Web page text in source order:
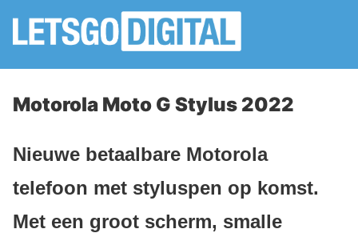
Motorola Moto G Stylus 2022
Nieuwe betaalbare Motorola
telefoon met styluspen op komst.
Met een groot scherm, smalle